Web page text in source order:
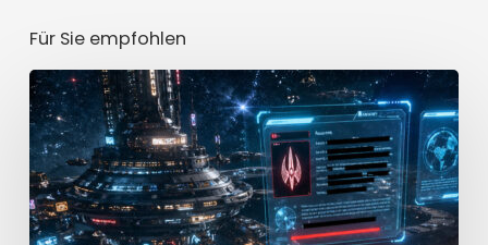
Für Sie empfohlen
Mission
[CLASSIFIED]
Teil
2